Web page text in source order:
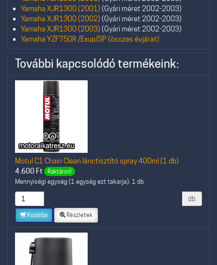
Yamaha XJR1300 (2001) (Gyári méret 2002-2003)
Yamaha XJR1300 (2002) (Gyári méret 2002-2003)
Yamaha XJR1300 (2003) (Gyári méret 2002-2003)
Yamaha YZF750R /Exup/SP (összes évjárat)
További kapcsolódó termékeink:
Motul C1 Chain Clean lánctisztító spray 400ml (1 db)
4.600 Ft Raktáron!
Mennyiségi egység (1 egység ezt takarja): 1 db
db
Kosárba Részletek